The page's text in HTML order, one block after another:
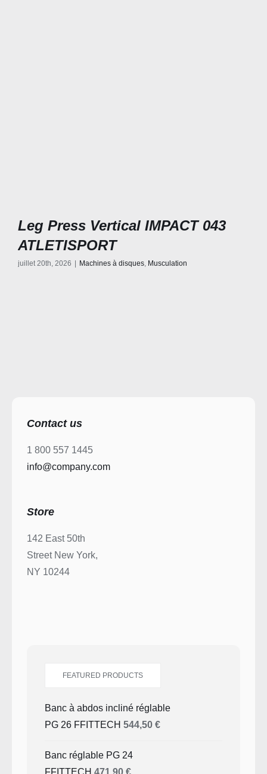
Leg Press Vertical IMPACT 043
ATLETISPORT
juillet 20th, 2026 | Machines à disques Musculation
Contact us
1 800 557 1445
info@company.com
Store
142 East 50th
Street New York,
NY 10244
FEATURED PRODUCTS
Banc à abdos incliné réglable
PG 26 FFITTECH 544,50€
Banc réglable PG 24
FFITTECH 471,90€